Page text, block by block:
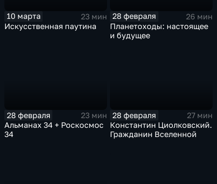
10 марта
23 мин
Искусственная паутина
28 февраля
26 мин
Планетоходы: настоящее
и будущее
28 февраля
23 мин
Альманах 34 + Роскосмос
34
28 февраля
27 мин
Константин Циолковский.
Гражданин Вселенной